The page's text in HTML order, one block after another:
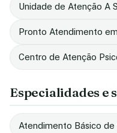
Unidade de Atenção A
Pronto Atendimento
Centro de Atenção
Especialidades e
Atendimento Básico de